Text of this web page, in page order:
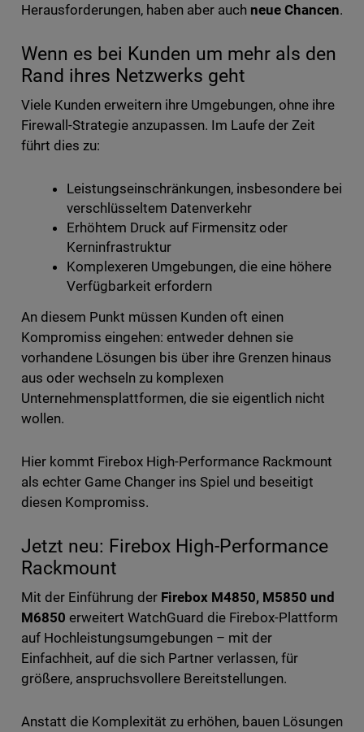
Herausforderungen, haben aber auch neue Chancen.
Wenn es bei Kunden um mehr als den
Rand ihres Netzwerks geht
Viele Kunden erweitern ihre Umgebungen, ohne ihre
Firewall-Strategie anzupassen. Im Laufe der Zeit
führt dies zu:
Leistungseinschränkungen, insbesondere bei
verschlüsseltem Datenverkehr
Erhöhtem Druck auf Firmensitz oder
Kerninfrastruktur
Komplexeren Umgebungen, die eine höhere
Verfügbarkeit erfordern
An diesem Punkt müssen Kunden oft einen
Kompromiss eingehen: entweder dehnen sie
vorhandene Lösungen bis über ihre Grenzen hinaus
aus oder wechseln zu komplexen
Unternehmensplattformen, die sie eigentlich nicht
wollen.
Hier kommt Firebox High-Performance Rackmount
als echter Game Changer ins Spiel und beseitigt
diesen Kompromiss.
Jetzt neu: Firebox High-Performance
Rackmount
Mit der Einführung der Firebox M4850, M5850 und
M6850 erweitert WatchGuard die Firebox-Plattform
auf Hochleistungsumgebungen – mit der
Einfachheit, auf die sich Partner verlassen, für
größere, anspruchsvollere Bereitstellungen.
Anstatt die Komplexität zu erhöhen, bauen Lösungen